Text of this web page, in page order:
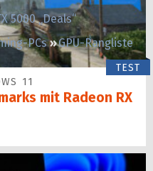
5000 „Deals“
PCs
GPU-Rangliste
TEST
11
mit Radeon RX